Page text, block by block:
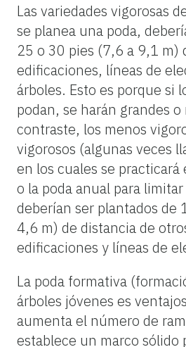
Las variedades vigorosas
se planea una poda,
25 o 30 pies (7,6 a 9,1 m)
edificaciones, líneas de
árboles. Esto es porque si
podan, se harán grandes
contraste, los menos
vigorosos (algunas veces
en los cuales se
o la poda anual para
deberían ser plantados de
4,6 m) de distancia de
edificaciones y líneas de
La poda formativa
árboles jóvenes es
aumenta el número de
establece un marco sólido